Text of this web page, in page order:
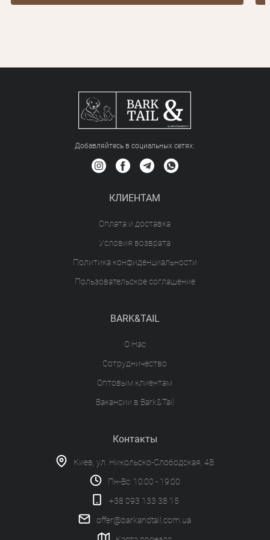
Добавляйтесь в социальных сетяx:
КЛИЕНТАМ
Оплата и доставка
Условия возврата
Политика конфиденциальности
Пользовательское соглашение
BARK&TAIL
О Нас
Сотрудничество
Оптовым клиентам
Вакансии в Bark&Tail
Контакты
Киев, ул. Никольско-Слободская, 4В
Пн-Вс: 10:00 - 19:00
+38 093 133 38 15
offer@barkandtail.com.ua